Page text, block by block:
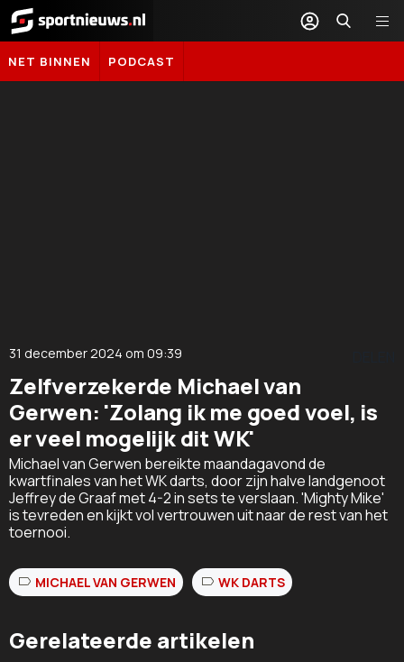
Sportnieuws.nl
NET BINNEN PODCAST
31 december 2024 om 09:39
Zelfverzekerde Michael van
Gerwen: 'Zolang ik me goed voel, is
er veel mogelijk dit WK'
Michael van Gerwen bereikte maandagavond de
kwartfinales van het WK darts, door zijn halve landgenoot
Jeffrey de Graaf met 4-2 in sets te verslaan. 'Mighty Mike'
is tevreden en kijkt vol vertrouwen uit naar de rest van het
toernooi.
MICHAEL VAN GERWEN WK DARTS
Gerelateerde artikelen